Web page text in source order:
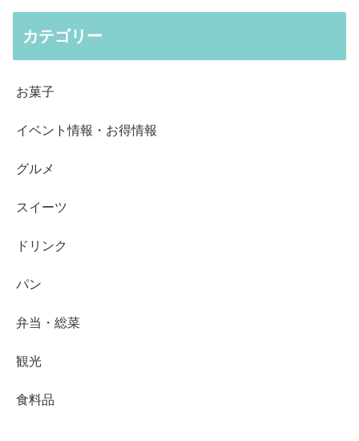
カテゴリー
お菓子
イベント情報・お得情報
グルメ
スイーツ
ドリンク
パン
弁当・総菜
観光
食料品